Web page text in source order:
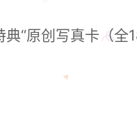
“原创写真卡（全